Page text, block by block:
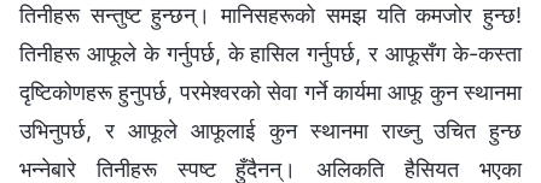
तिनीहरू सन्तुष्ट हुन्छन्। मानिसहरूको समझ यति कमजोर हुन्छ!
तिनीहरू आफूले के गर्नुपर्छ, के हासिल गर्नुपर्छ, र आफूसँग के-कस्ता
दृष्टिकोणहरू हुनुपर्छ, परमेश्‍वरको सेवा गर्ने कार्यमा आफू कुन स्थानमा
उभिनुपर्छ, र आफूले आफूलाई कुन स्थानमा राख्‍नु उचित हुन्छ
भन्‍नेबारे तिनीहरू स्पष्ट हुँदैनन्। अलिकति हैसियत भएका